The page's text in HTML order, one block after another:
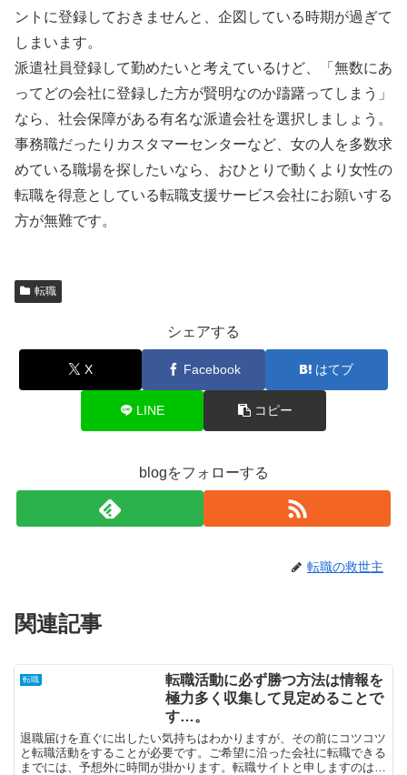
ントに登録しておきませんと、企図している時期が過ぎて
しまいます。
派遣社員登録して勤めたいと考えているけど、「無数にあ
ってどの会社に登録した方が賢明なのか躊躇ってしまう」
なら、社会保障がある有名な派遣会社を選択しましょう。
事務職だったりカスタマーセンターなど、女の人を多数求
めている職場を探したいなら、おひとりで動くより女性の
転職を得意としている転職支援サービス会社にお願いする
方が無難です。
転職
シェアする
X Facebook はてブ
LINE コピー
blogをフォローする
転職の救世主
関連記事
転職
転職活動に必ず勝つ方法は情報を
極力多く収集して見定めることで
す…。
退職届けを直ぐに出したい気持ちはわかりますが、その前にコツコツ
と転職活動をすることが必要です。ご希望に沿った会社に転職できる
までには、予想外に時間が掛かります。転職サイトと申しますのは口